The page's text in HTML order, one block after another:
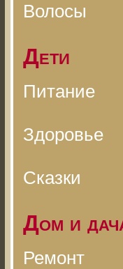
Волосы
Дети
Питание
Здоровье
Сказки
Дом и
Ремонт